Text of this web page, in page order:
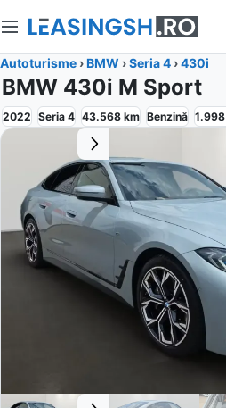
Autoturisme ›BMW ›Seria 4 ›430i
BMW 430i M Sport
2022 Seria 4 43.568 km Benzină 1.998